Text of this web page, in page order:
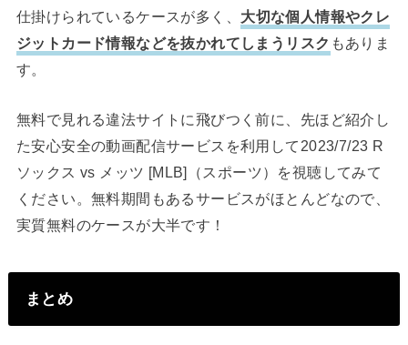
仕掛けられているケースが多く、 大切な個人情報やクレ
ジットカード情報などを抜かれてしまうリスク もありま
す。
無料で見れる違法サイトに飛びつく前に、先ほど紹介し
た安心安全の動画配信サービスを利用して2023/7/23 R
ソックス vs メッツ [MLB]（スポーツ）を視聴してみて
ください。無料期間もあるサービスがほとんどなので、
実質無料のケースが大半です！
まとめ